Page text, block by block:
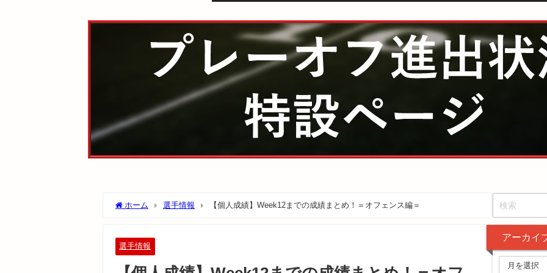
ホーム 選手情報 【個人成績】Week12までの成績まとめ！＝オフェンス編＝
選手情報
アーカイ